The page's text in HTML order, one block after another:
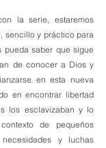
la serie, estaremos
sencillo y práctico para
saber que sigue
de conocer a Dios y
en esta nueva
en encontrar libertad
los esclavizaban y lo
de pequeños
y luchas